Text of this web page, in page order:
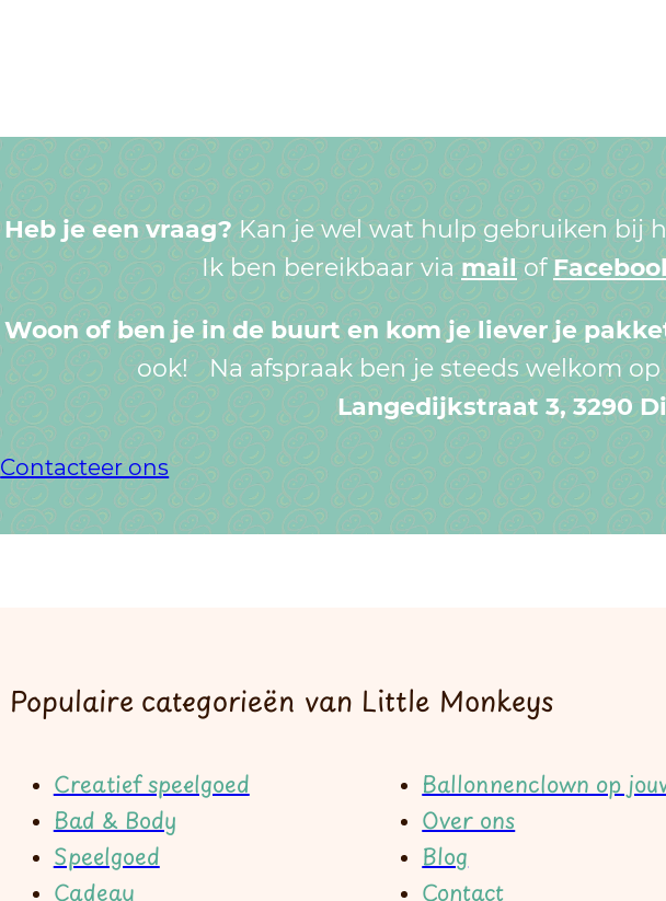
Heb je een vraag? Kan je wel wat hulp gebruiken bij
Ik ben bereikbaar via mailof
Woon of ben je in de buurt en kom je liever je
ook! Na afspraak ben je steeds welkom
Langedijkstraat 3, 3290
Contacteer ons
Populaire categorieën van Little Monkeys
Creatief speelgoed
Bad & Body
Speelgoed
Cadeau
Ballonnenclown op
Over ons
Blog
Contact